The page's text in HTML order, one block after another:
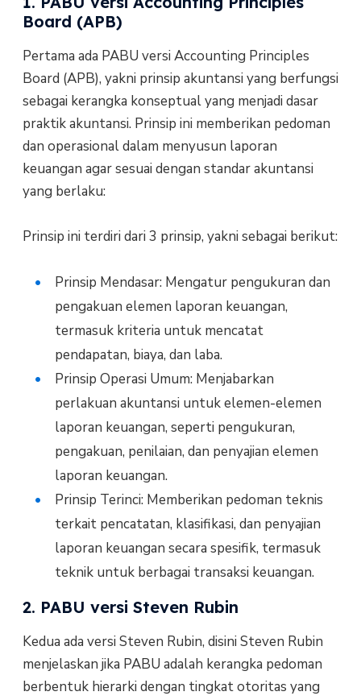
Board (APB)
Pertama ada PABU versi Accounting Principles
Board (APB), yakni prinsip akuntansi yang berfungsi
sebagai kerangka konseptual yang menjadi dasar
praktik akuntansi. Prinsip ini memberikan pedoman
dan operasional dalam menyusun laporan
keuangan agar sesuai dengan standar akuntansi
yang berlaku:
Prinsip ini terdiri dari 3 prinsip, yakni sebagai berikut:
Prinsip Mendasar: Mengatur pengukuran dan
pengakuan elemen laporan keuangan,
termasuk kriteria untuk mencatat
pendapatan, biaya, dan laba.
Prinsip Operasi Umum: Menjabarkan
perlakuan akuntansi untuk elemen-elemen
laporan keuangan, seperti pengukuran,
pengakuan, penilaian, dan penyajian elemen
laporan keuangan.
Prinsip Terinci: Memberikan pedoman teknis
terkait pencatatan, klasifikasi, dan penyajian
laporan keuangan secara spesifik, termasuk
teknik untuk berbagai transaksi keuangan.
2. PABU versi Steven Rubin
Kedua ada versi Steven Rubin, disini Steven Rubin
menjelaskan jika PABU adalah kerangka pedoman
berbentuk hierarki dengan tingkat otoritas yang